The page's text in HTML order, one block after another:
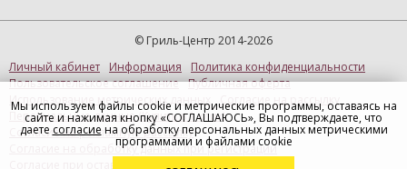
© Гриль-Центр 2014-2026
Личный кабинет Информация
Политика конфиденциальности
Пользовательское соглашение Публичная оферта
Использование метрических данных
Персональные данные (Купить в 1 клик)
Согласие на рекламную рассылку
Согласие на обработку данных при регистрации
Согласие при оставлении отзыва
Мы используем файлы cookie и метрические программы, оставаясь на
сайте и нажимая кнопку «СОГЛАШАЮСЬ», Вы подтверждаете, что
даете согласие на обработку персональных данных метрическими
программами и файлами cookie